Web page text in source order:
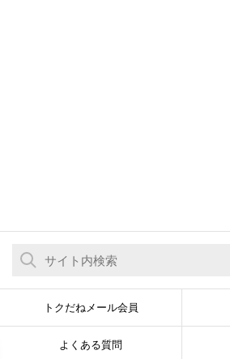
トクだねメール会員
よくある質問